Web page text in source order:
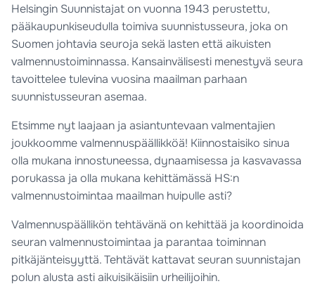
Helsingin Suunnistajat on vuonna 1943 perustettu,
pääkaupunkiseudulla toimiva suunnistusseura, joka on
Suomen johtavia seuroja sekä lasten että aikuisten
valmennustoiminnassa. Kansainvälisesti menestyvä seura
tavoittelee tulevina vuosina maailman parhaan
suunnistusseuran asemaa.
Etsimme nyt laajaan ja asiantuntevaan valmentajien
joukkoomme valmennuspäällikköä! Kiinnostaisiko sinua
olla mukana innostuneessa, dynaamisessa ja kasvavassa
porukassa ja olla mukana kehittämässä HS:n
valmennustoimintaa maailman huipulle asti?
Valmennuspäällikön tehtävänä on kehittää ja koordinoida
seuran valmennustoimintaa ja parantaa toiminnan
pitkäjänteisyyttä. Tehtävät kattavat seuran suunnistajan
polun alusta asti aikuisikäisiin urheilijoihin.